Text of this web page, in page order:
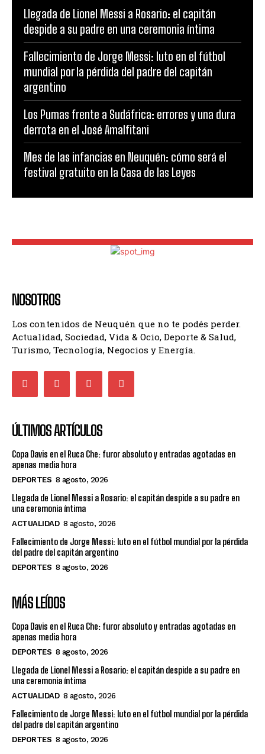
Llegada de Lionel Messi a Rosario: el capitán
despide a su padre en una ceremonia íntima
Fallecimiento de Jorge Messi: luto en el fútbol
mundial por la pérdida del padre del capitán
argentino
Los Pumas frente a Sudáfrica: errores y una dura
derrota en el José Amalfitani
Mes de las infancias en Neuquén: cómo será el
festival gratuito en la Casa de las Leyes
NOSOTROS
Los contenidos de Neuquén que no te podés perder.
Actualidad, Sociedad, Vida & Ocio, Deporte & Salud,
Turismo, Tecnología, Negocios y Energía.
ÚLTIMOS ARTÍCULOS
Copa Davis en el Ruca Che: furor absoluto y entradas agotadas en
apenas media hora
DEPORTES 8 agosto, 2026
Llegada de Lionel Messi a Rosario: el capitán despide a su padre en
una ceremonia íntima
ACTUALIDAD 8 agosto, 2026
Fallecimiento de Jorge Messi: luto en el fútbol mundial por la pérdida
del padre del capitán argentino
DEPORTES 8 agosto, 2026
MÁS LEÍDOS
Copa Davis en el Ruca Che: furor absoluto y entradas agotadas en
apenas media hora
DEPORTES 8 agosto, 2026
Llegada de Lionel Messi a Rosario: el capitán despide a su padre en
una ceremonia íntima
ACTUALIDAD 8 agosto, 2026
Fallecimiento de Jorge Messi: luto en el fútbol mundial por la pérdida
del padre del capitán argentino
DEPORTES 8 agosto, 2026